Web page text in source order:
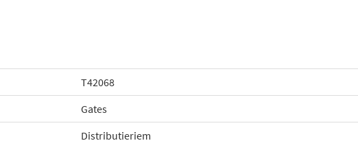
T42068
Gates
Distributieriem